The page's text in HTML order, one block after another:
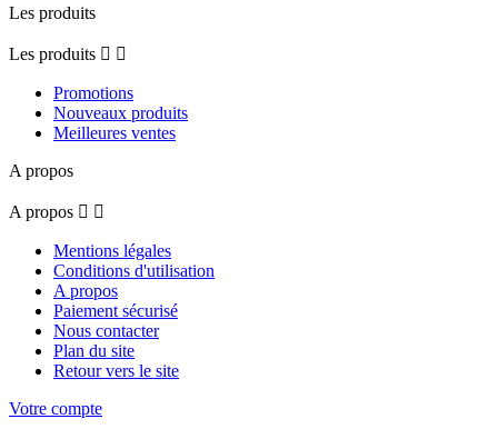
Les produits
Les produits  
Promotions
Nouveaux produits
Meilleures ventes
A propos
A propos  
Mentions légales
Conditions d'utilisation
A propos
Paiement sécurisé
Nous contacter
Plan du site
Retour vers le site
Votre compte